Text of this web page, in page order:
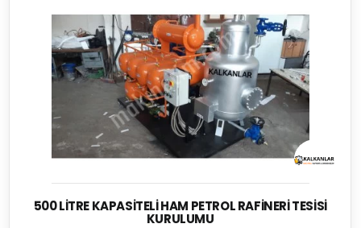
500 LITRE KAPASITELI HAM PETROL RAFINERI TESISI
KURULUMU